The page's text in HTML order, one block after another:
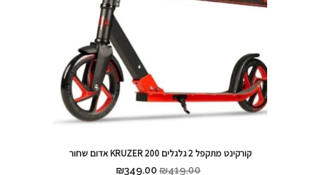
קורקינט מתקפל 2 גלגלים KRUZER 200 אדום שחור
₪419.00
₪349.00